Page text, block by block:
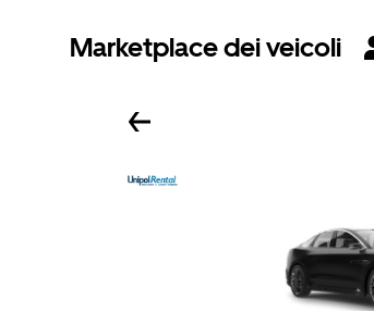
Marketplace dei veicoli